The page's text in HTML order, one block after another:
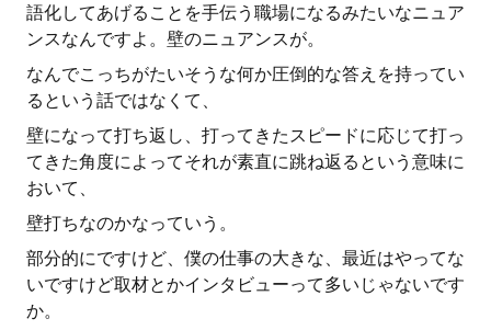
語化してあげることを手伝う職場になるみたいなニュア
ンスなんですよ。壁のニュアンスが。
なんでこっちがたいそうな何か圧倒的な答えを持ってい
るという話ではなくて、
壁になって打ち返し、打ってきたスピードに応じて打っ
てきた角度によってそれが素直に跳ね返るという意味に
おいて、
壁打ちなのかなっていう。
部分的にですけど、僕の仕事の大きな、最近はやってな
いですけど取材とかインタビューって多いじゃないです
か。